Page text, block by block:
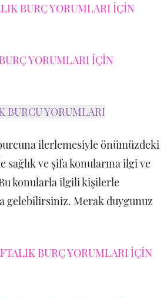
BURÇ YORUMLARI İÇİN
YORUMLARI İÇİN
BURCU YORUMLARI
ilerlemesiyle önümüzdeki
sağlık ve şifa konularına ilgi ve
konularla ilgili kişilerle
gelebilirsiniz. Merak duygunuz
BURÇ YORUMLARI İÇİN